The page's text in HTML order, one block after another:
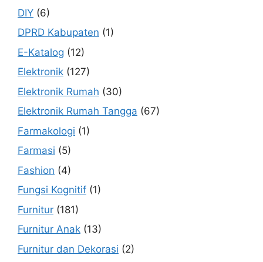
DIY (6)
DPRD Kabupaten (1)
E-Katalog (12)
Elektronik (127)
Elektronik Rumah (30)
Elektronik Rumah Tangga (67)
Farmakologi (1)
Farmasi (5)
Fashion (4)
Fungsi Kognitif (1)
Furnitur (181)
Furnitur Anak (13)
Furnitur dan Dekorasi (2)